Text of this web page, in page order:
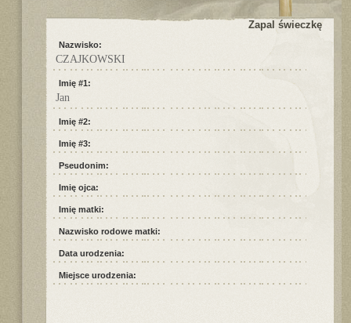
Zapal świeczkę
Nazwisko:
CZAJKOWSKI
Imię #1:
Jan
Imię #2:
Imię #3:
Pseudonim:
Imię ojca:
Imię matki:
Nazwisko rodowe matki:
Data urodzenia:
Miejsce urodzenia: